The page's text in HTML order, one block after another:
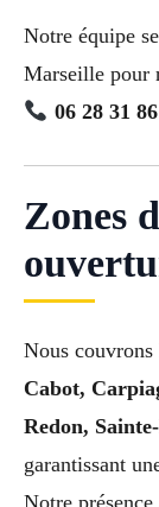
Notre équipe
Marseille pour
06 28 31
Zones
Nous couvrons
Cabot,
Redon,
garantissant
Notre présence